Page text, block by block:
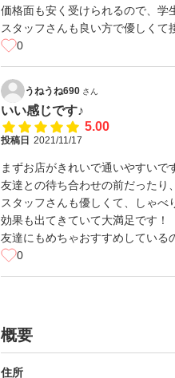
価格面も安く受けられるので、学
スタッフさんも良い方で優しくて
0
うねうね690 さん
いい感じです♪
5.00
投稿日 2021/11/17
まずお店がきれいで通いやすいで
友達との待ち合わせの前だったり
スタッフさんも優しくて、しゃべ
効果も出てきていて大満足です！
友達にもめちゃおすすめしている
0
概要
住所